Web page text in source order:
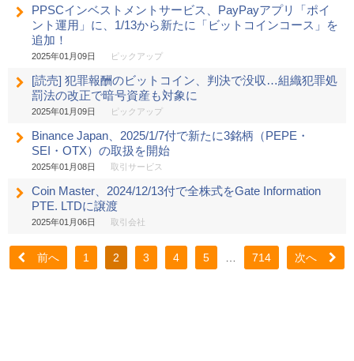
PPSCインベストメントサービス、PayPayアプリ「ポイ
ント運用」に、1/13から新たに「ビットコインコース」を
追加！
2025年01月09日 ピックアップ
[読売] 犯罪報酬のビットコイン、判決で没収…組織犯罪処
罰法の改正で暗号資産も対象に
2025年01月09日 ピックアップ
Binance Japan、2025/1/7付で新たに3銘柄（PEPE・
SEI・OTX）の取扱を開始
2025年01月08日 取引サービス
Coin Master、2024/12/13付で全株式をGate Information
PTE. LTDに譲渡
2025年01月06日 取引会社
前へ 1 2 3 4 5 714 次へ